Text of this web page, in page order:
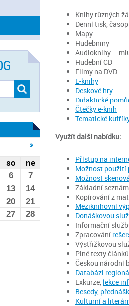
Knihy různých
Denní tisk,
Mapy
Hudebniny
Audioknihy –
Hudební CD
Filmy na DVD
E-knihy
Deskové hry
Didaktické
Čtečky e-knih
Tematické
Využít další nabídku:
Přístup na
Možnost použití
Možnost
Základní
Kopírování z
Meziknihovní
Donáškovou
Informační
Zpracování
Výstřižkovou
Plné texty
Českou národní
Databázi
Exkurze, lekce
Besedy,
Kulturní a
so ne
6
7
13
14
20
21
27
28